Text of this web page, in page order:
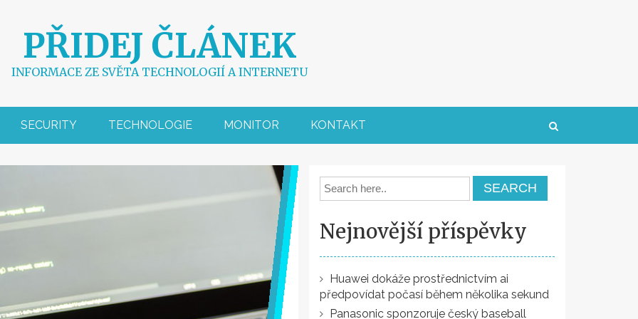
PŘIDEJ ČLÁNEK
INFORMACE ZE SVĚTA TECHNOLOGIÍ A INTERNETU
SECURITY TECHNOLOGIE MONITOR KONTAKT
Nejnovější příspěvky
Huawei dokáže prostřednictvím ai
předpovídat počasí během několika sekund
Panasonic sponzoruje český baseball